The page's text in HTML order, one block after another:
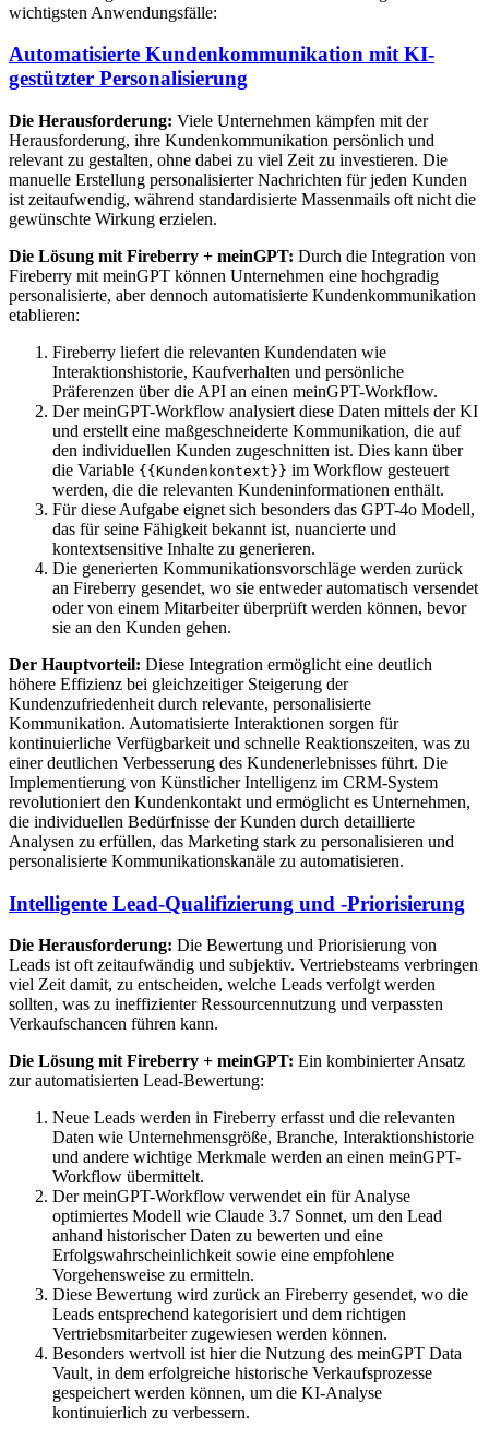
wichtigsten Anwendungsfälle:
Automatisierte Kundenkommunikation mit KI-
gestützter Personalisierung
Die Herausforderung: Viele Unternehmen kämpfen mit der
Herausforderung, ihre Kundenkommunikation persönlich und
relevant zu gestalten, ohne dabei zu viel Zeit zu investieren. Die
manuelle Erstellung personalisierter Nachrichten für jeden Kunden
ist zeitaufwendig, während standardisierte Massenmails oft nicht die
gewünschte Wirkung erzielen.
Die Lösung mit Fireberry + meinGPT: Durch die Integration von
Fireberry mit meinGPT können Unternehmen eine hochgradig
personalisierte, aber dennoch automatisierte Kundenkommunikation
etablieren:
Fireberry liefert die relevanten Kundendaten wie
Interaktionshistorie, Kaufverhalten und persönliche
Präferenzen über die API an einen meinGPT-Workflow.
Der meinGPT-Workflow analysiert diese Daten mittels der KI
und erstellt eine maßgeschneiderte Kommunikation, die auf
den individuellen Kunden zugeschnitten ist. Dies kann über
die Variable {{Kundenkontext}} im Workflow gesteuert
werden, die die relevanten Kundeninformationen enthält.
Für diese Aufgabe eignet sich besonders das GPT-4o Modell,
das für seine Fähigkeit bekannt ist, nuancierte und
kontextsensitive Inhalte zu generieren.
Die generierten Kommunikationsvorschläge werden zurück
an Fireberry gesendet, wo sie entweder automatisch versendet
oder von einem Mitarbeiter überprüft werden können, bevor
sie an den Kunden gehen.
Der Hauptvorteil: Diese Integration ermöglicht eine deutlich
höhere Effizienz bei gleichzeitiger Steigerung der
Kundenzufriedenheit durch relevante, personalisierte
Kommunikation. Automatisierte Interaktionen sorgen für
kontinuierliche Verfügbarkeit und schnelle Reaktionszeiten, was zu
einer deutlichen Verbesserung des Kundenerlebnisses führt. Die
Implementierung von Künstlicher Intelligenz im CRM-System
revolutioniert den Kundenkontakt und ermöglicht es Unternehmen,
die individuellen Bedürfnisse der Kunden durch detaillierte
Analysen zu erfüllen, das Marketing stark zu personalisieren und
personalisierte Kommunikationskanäle zu automatisieren.
Intelligente Lead-Qualifizierung und -Priorisierung
Die Herausforderung: Die Bewertung und Priorisierung von
Leads ist oft zeitaufwändig und subjektiv. Vertriebsteams verbringen
viel Zeit damit, zu entscheiden, welche Leads verfolgt werden
sollten, was zu ineffizienter Ressourcennutzung und verpassten
Verkaufschancen führen kann.
Die Lösung mit Fireberry + meinGPT: Ein kombinierter Ansatz
zur automatisierten Lead-Bewertung:
Neue Leads werden in Fireberry erfasst und die relevanten
Daten wie Unternehmensgröße, Branche, Interaktionshistorie
und andere wichtige Merkmale werden an einen meinGPT-
Workflow übermittelt.
Der meinGPT-Workflow verwendet ein für Analyse
optimiertes Modell wie Claude 3.7 Sonnet, um den Lead
anhand historischer Daten zu bewerten und eine
Erfolgswahrscheinlichkeit sowie eine empfohlene
Vorgehensweise zu ermitteln.
Diese Bewertung wird zurück an Fireberry gesendet, wo die
Leads entsprechend kategorisiert und dem richtigen
Vertriebsmitarbeiter zugewiesen werden können.
Besonders wertvoll ist hier die Nutzung des meinGPT Data
Vault, in dem erfolgreiche historische Verkaufsprozesse
gespeichert werden können, um die KI-Analyse
kontinuierlich zu verbessern.